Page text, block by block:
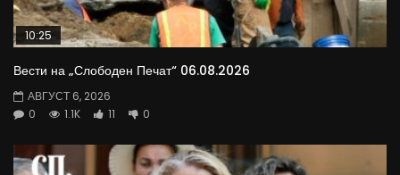
10:25
Вести на „Слободен Печат“ 06.08.2026
АВГУСТ 6, 2026
0
1.1K 11 0